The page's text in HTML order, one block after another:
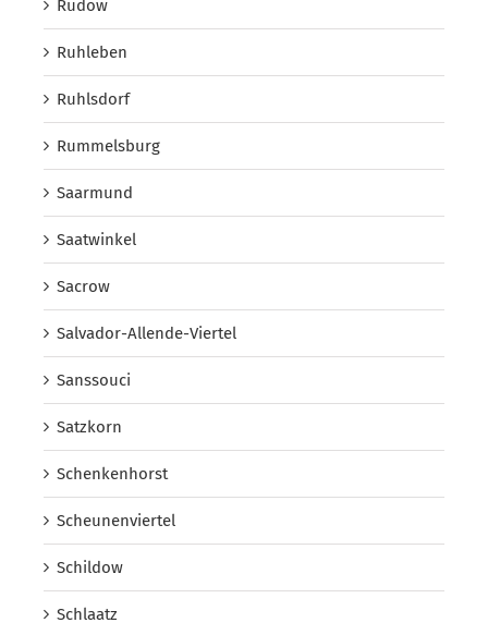
Rudow
Ruhleben
Ruhlsdorf
Rummelsburg
Saarmund
Saatwinkel
Sacrow
Salvador-Allende-Viertel
Sanssouci
Satzkorn
Schenkenhorst
Scheunenviertel
Schildow
Schlaatz